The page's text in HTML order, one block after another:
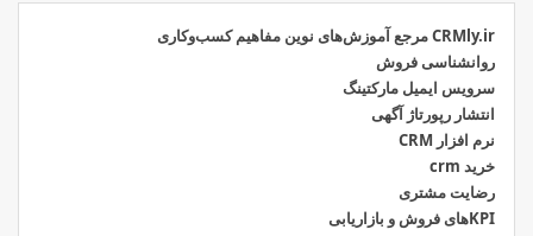
CRMly.ir مرجع آموزش‌های نوین مفاهیم کسب‌وکاری
روانشناسی فروش
سرویس ایمیل مارکتینگ
انتشار رپورتاژ آگهی
نرم افزار CRM
خرید crm
رضایت مشتری
KPIهای فروش و بازاریابی